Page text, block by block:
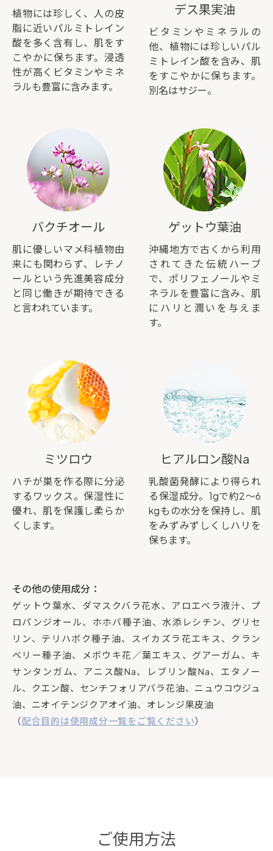
植物には珍しく、人の皮
脂に近いパルミトレイン
酸を多く含有し、肌をす
こやかに保ちます。浸透
性が高くビタミンやミネ
ラルも豊富に含みます。
デス果実油
ビタミンやミネラルの
他、植物には珍しいパル
ミトレイン酸を含み、肌
をすこやかに保ちます。
別名はサジー。
バクチオール
肌に優しいマメ科植物由
来にも関わらず、レチノ
ールという先進美容成分
と同じ働きが期待できる
と言われています。
ゲットウ葉油
沖縄地方で古くから利用
されてきた伝統ハーブ
で、ポリフェノールやミ
ネラルを豊富に含み、肌
にハリと潤いを与えま
す。
ミツロウ
ハチが巣を作る際に分泌
するワックス。保湿性に
優れ、肌を保護し柔らか
くします。
ヒアルロン酸Na
乳酸菌発酵により得られ
る保湿成分。1gで約2～6
kgもの水分を保持し、肌
をみずみずしくしハリを
保ちます。
その他の使用成分：
ゲットウ葉水、ダマスクバラ花水、アロエベラ液汁、プ
ロパンジオール、ホホバ種子油、水添レシチン、グリセ
リン、テリハボク種子油、スイカズラ花エキス、クラン
ベリー種子油、メボウキ花／葉エキス、グアーガム、キ
サンタンガム、アニス酸Na、レブリン酸Na、エタノー
ル、クエン酸、センチフォリアバラ花油、ニュウコウジュ
油、ニオイテンジクアオイ油、オレンジ果皮油
（配合目的は使用成分一覧をご覧ください）
ご使用方法